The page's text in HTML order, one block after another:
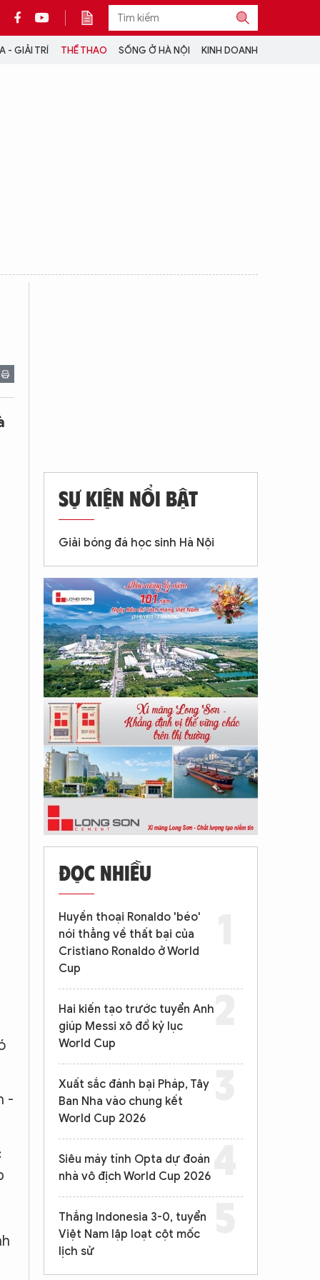
- GIẢI TRÍ THỂ THAO SỐNG Ở HÀ NỘI KINH DOANH
-
SỰ KIỆN NỔI BẬT
Giải bóng đá học sinh Hà Nội
ĐỌC NHIỀU
Huyền thoại Ronaldo 'béo'
nói thẳng về thất bại của
Cristiano Ronaldo ở World
Cup
Hai kiến tạo trước tuyển Anh
giúp Messi xô đổ kỷ lục
World Cup
Xuất sắc đánh bại Pháp, Tây
Ban Nha vào chung kết
World Cup 2026
Siêu máy tính Opta dự đoán
nhà vô địch World Cup 2026
Thắng Indonesia 3-0, tuyển
Việt Nam lập loạt cột mốc
lịch sử